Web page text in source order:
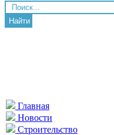
Найти
Главная
Новости
Строительство